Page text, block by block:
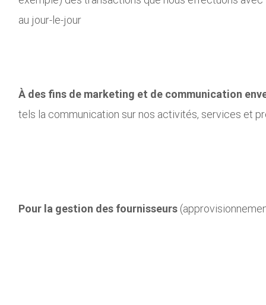
au jour-le-jour
À des fins de marketing et de communication
tels la communication sur nos activités, services et
Pour la gestion des fournisseurs